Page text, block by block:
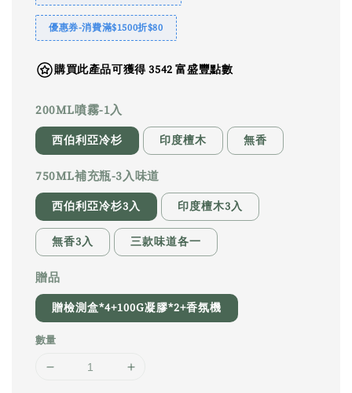
優惠券-消費滿$1500折$80
購買此產品可獲得 3542 富盛豐點數
200ML噴霧-1入
西伯利亞冷杉 印度檀木 無香
750ML補充瓶-3入味道
西伯利亞冷杉3入 印度檀木3入
無香3入 三款味道各一
贈品
贈檢測盒*4+100G凝膠*2+香氛機
數量